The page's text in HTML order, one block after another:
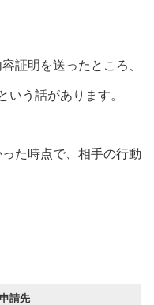
証明を送ったところ、
いう話があります。
た時点で、相手の行動
申請先